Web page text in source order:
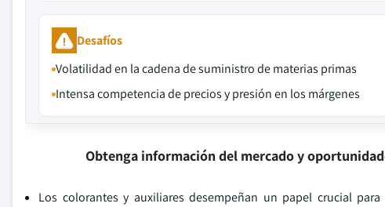
Desafíos
Volatilidad en la cadena de suministro de materias primas
Intensa competencia de precios y presión en los márgenes
Obtenga información del mercado y
Los colorantes y auxiliares desempeñan un papel crucial